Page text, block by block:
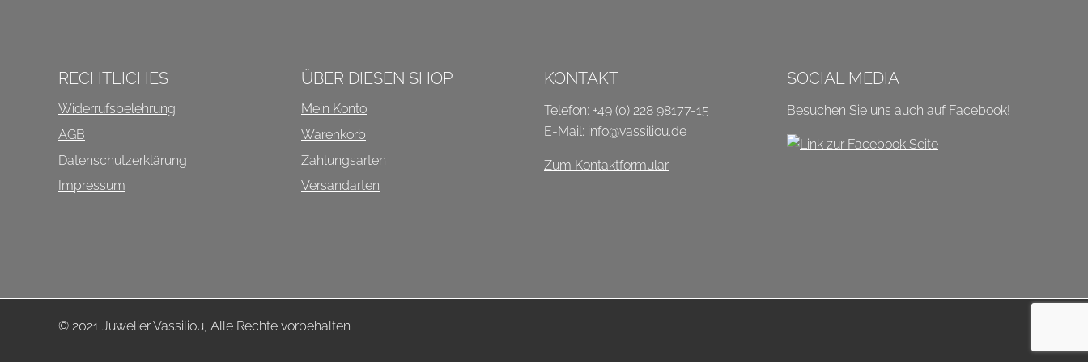
RECHTLICHES
Widerrufsbelehrung
AGB
Datenschutzerklärung
Impressum
ÜBER DIESEN SHOP
Mein Konto
Warenkorb
Zahlungsarten
Versandarten
KONTAKT
Telefon: +49 (0) 228 98177-15
E-Mail: info@vassiliou.de
Zum Kontaktformular
SOCIAL MEDIA
Besuchen Sie uns auch auf Facebook!
© 2021 Juwelier Vassiliou, Alle Rechte vorbehalten